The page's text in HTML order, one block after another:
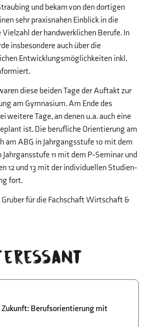
und bekam von den dortigen
sehr praxisnahen Einblick in die
der handwerklichen Berufe. In
insbesondere auch über die
Entwicklungsmöglichkeiten inkl.
diese beiden Tage der Auftakt zur
am Gymnasium. Am Ende des
weitere Tage, an denen u.a. auch eine
ist. Die berufliche Orientierung am
am ABG in Jahrgangsstufe 10 mit dem
11 mit dem P-Seminar und
12 und 13 mit der individuellen Studien-
fort.
Gruber für die Fachschaft Wirtschaft &
BERUFSORIENTIERUNG
Zukunft: Berufsorientierung mit